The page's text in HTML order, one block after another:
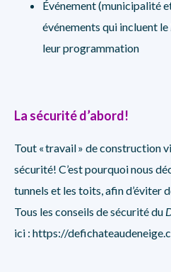
Événement (municipalité
événements qui incluent le
leur programmation
La sécurité d’abord!
Tout « travail » de construction
sécurité! C’est pourquoi nous
tunnels et les toits, afin d’éviter
Tous les conseils de sécurité du
ici : https://